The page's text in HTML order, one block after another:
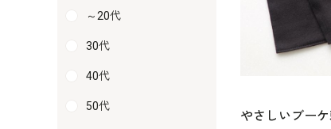
やさしいブー
～20代
30代
40代
50代